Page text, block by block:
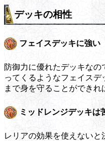
デッキの相性
フェイスデッキに強い
防御力に優れたデッキな
ってくるようなフェイス
まで身を守ることができれ
ミッドレンジデッキは
レリアの効果を使えない